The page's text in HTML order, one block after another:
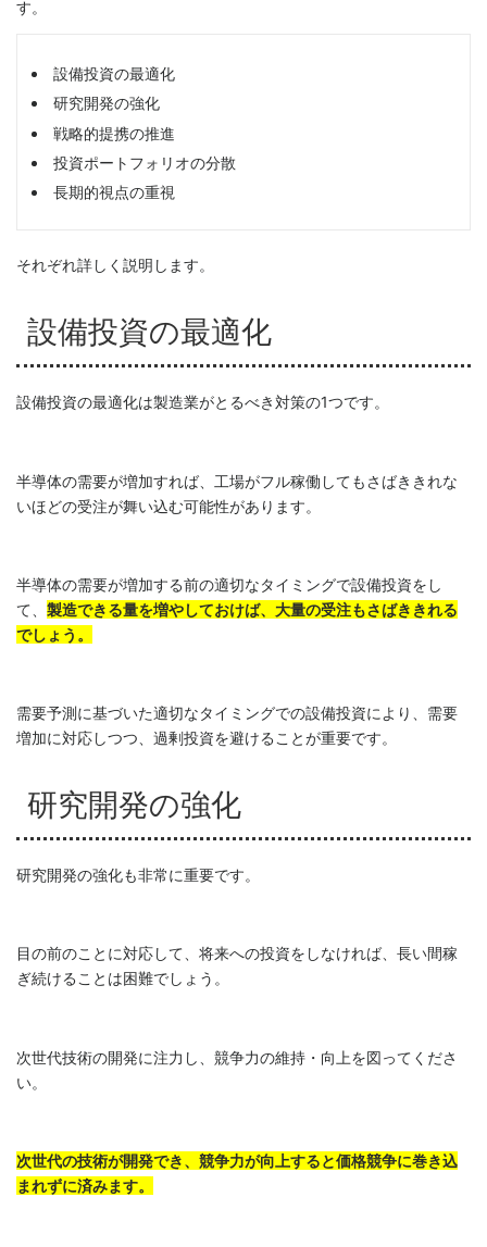
す。
設備投資の最適化
研究開発の強化
戦略的提携の推進
投資ポートフォリオの分散
長期的視点の重視
それぞれ詳しく説明します。
設備投資の最適化
設備投資の最適化は製造業がとるべき対策の1つです。
半導体の需要が増加すれば、工場がフル稼働してもさばききれな
いほどの受注が舞い込む可能性があります。
半導体の需要が増加する前の適切なタイミングで設備投資をし
て、 製造できる量を増やしておけば、大量の受注もさばききれる
でしょう。
需要予測に基づいた適切なタイミングでの設備投資により、需要
増加に対応しつつ、過剰投資を避けることが重要です。
研究開発の強化
研究開発の強化も非常に重要です。
目の前のことに対応して、将来への投資をしなければ、長い間稼
ぎ続けることは困難でしょう。
次世代技術の開発に注力し、競争力の維持・向上を図ってくださ
い。
次世代の技術が開発でき、競争力が向上すると価格競争に巻き込
まれずに済みます。